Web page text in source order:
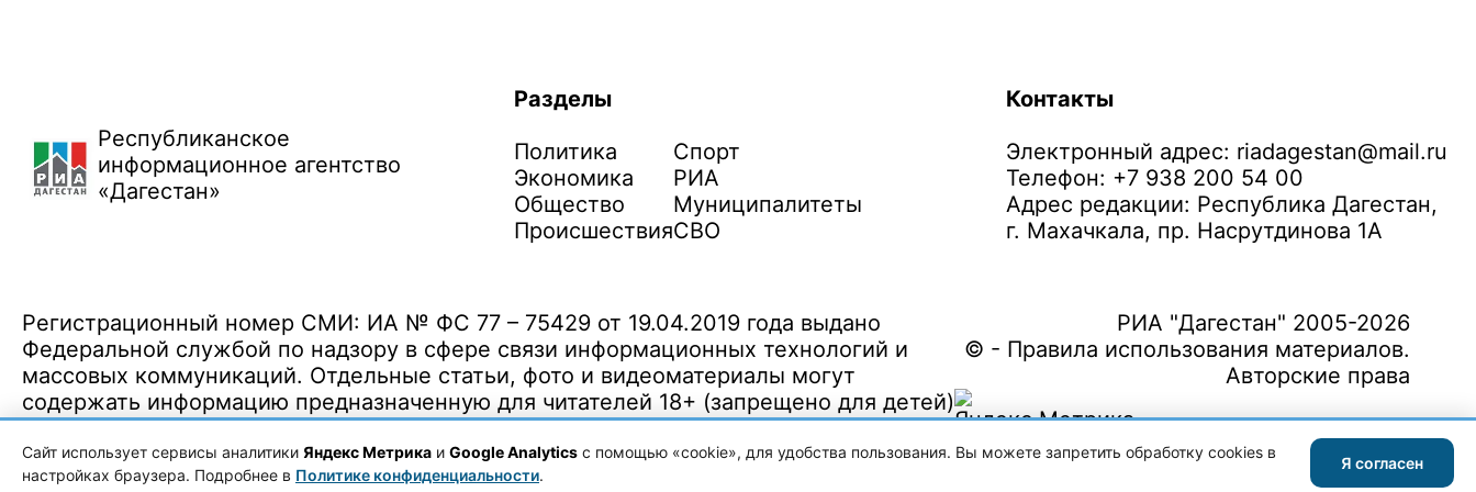
Республиканское
информационное агентство
«Дагестан»
Разделы
Политика
Экономика
Общество
Происшествия
Спорт
РИА
Муниципалитеты
СВО
Контакты
Электронный адрес: riadagestan@mail.ru
Телефон: +7 938 200 54 00
Адрес редакции: Республика Дагестан,
г. Махачкала, пр. Насрутдинова 1А
Регистрационный номер СМИ: ИА № ФС 77 – 75429 от 19.04.2019 года выдано
Федеральной службой по надзору в сфере связи информационных технологий и
массовых коммуникаций. Отдельные статьи, фото и видеоматериалы могут
содержать информацию предназначенную для читателей 18+ (запрещено для детей)
РИА "Дагестан" 2005-2026
© - Правила использования материалов.
Авторские права
Сайт использует сервисы аналитики Яндекс Метрика и Google Analytics с помощью «cookie», для удобства пользования. Вы можете запретить обработку cookies в
настройках браузера. Подробнее в Политике конфиденциальности.
Я согласен